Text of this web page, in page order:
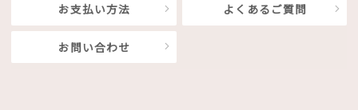
お支払い方法 よくあるご質問
お問い合わせ